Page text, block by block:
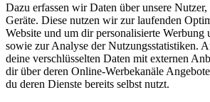
Dazu erfassen wir Daten über unsere
Geräte. Diese nutzen wir zur laufenden
Website und um dir personalisierte Werbung
sowie zur Analyse der Nutzungsstatistiken.
deine verschlüsselten Daten mit externen
dir über deren Online-Werbekanäle
du deren Dienste bereits selbst nutzt.